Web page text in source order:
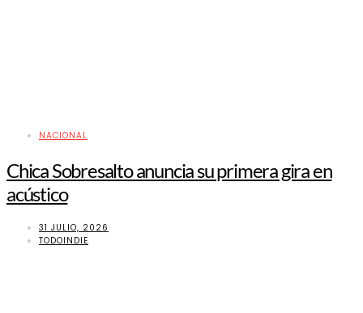
NACIONAL
Chica Sobresalto anuncia su primera gira en
acústico
31 JULIO, 2026
TODOINDIE